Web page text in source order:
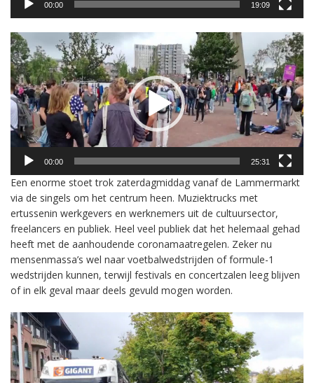
00:00 19:09
Videospeler
00:00 25:31
Een enorme stoet trok zaterdagmiddag vanaf de Lammermarkt
via de singels om het centrum heen. Muziektrucks met
ertussenin werkgevers en werknemers uit de cultuursector,
freelancers en publiek. Heel veel publiek dat het helemaal gehad
heeft met de aanhoudende coronamaatregelen. Zeker nu
mensenmassa’s wel naar voetbalwedstrijden of formule-1
wedstrijden kunnen, terwijl festivals en concertzalen leeg blijven
of in elk geval maar deels gevuld mogen worden.